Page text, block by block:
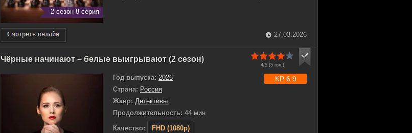
2 сезон 8 серия
27.03.2026
Чёрные начинают – белые выигрывают (2 сезон)
4/5 (5гол.)
Год выпуска: 2026
Страна: Россия
Жанр: Детективы
Продолжительность: 44 мин
Качество:
FHD (1080p)
KP 6.9